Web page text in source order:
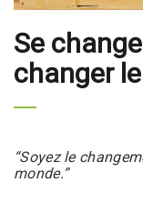
Se
changer
“Soyez le
monde.”